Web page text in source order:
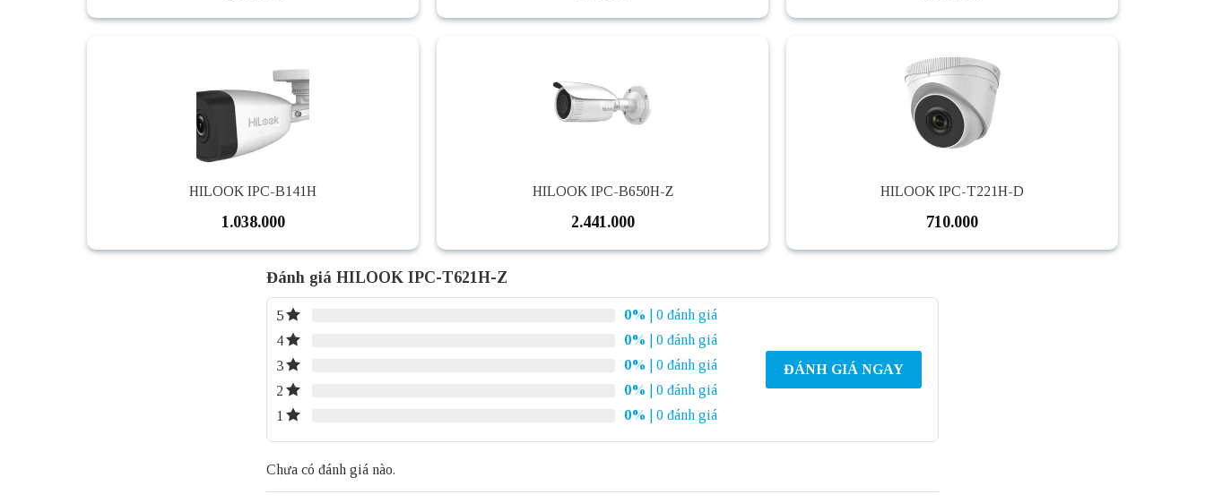
HILOOK IPC-B141H
1.038.000
HILOOK IPC-B650H-Z
2.441.000
HILOOK IPC-T221H-D
710.000
Đánh giá HILOOK IPC-T621H-Z
5 0%
| 0 đánh giá
4
0%
| 0 đánh giá
3
0%
| 0 đánh giá
2
0%
| 0 đánh giá
1
0% | 0 đánh giá
ĐÁNH GIÁ NGAY
Chưa có đánh giá nào.